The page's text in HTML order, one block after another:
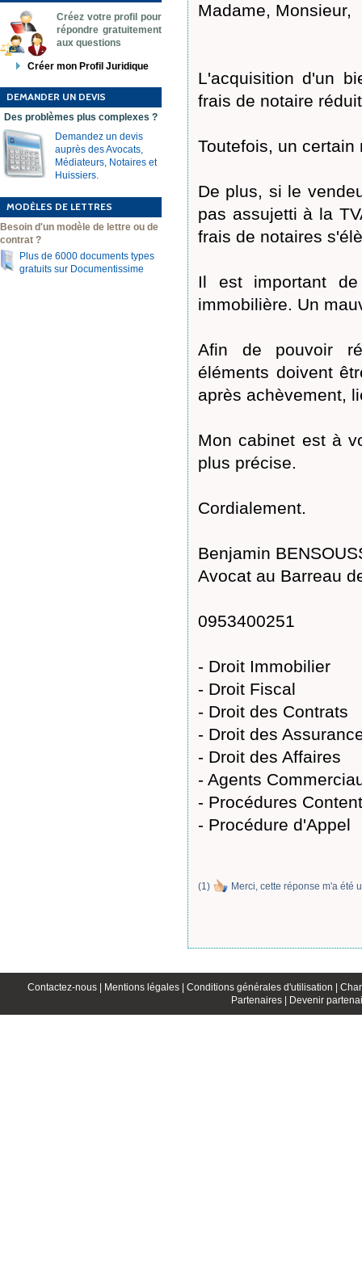
Créez votre profil pour
répondre gratuitement
aux questions
Créer mon Profil Juridique
DEMANDER UN DEVIS
Des problèmes plus complexes ?
Demandez un devis
auprès des Avocats,
Médiateurs, Notaires et
Huissiers.
MODÈLES DE LETTRES
Besoin d'un modèle de lettre ou de
contrat ?
Plus de 6000 documents types
gratuits sur Documentissime
Madame, Monsieur,
L'acquisition d'un
frais de notaire
Toutefois, un
De plus, si le
pas assujetti à la
frais de notaires
Il est important
immobilière. Un
Afin de pouvoir
éléments doivent
après achèvement,
Mon cabinet est à
plus précise.
Cordialement.
Benjamin
Avocat au Barreau
0953400251
- Droit Immobilier
- Droit Fiscal
- Droit des Contrats
- Droit des
- Droit des Affaires
- Agents
- Procédures
- Procédure d'Appel
(1) Merci, cette réponse m'a été
Contactez-nous | Mentions légales | Conditions générales d'utilisation |
Partenaires |
Devenir